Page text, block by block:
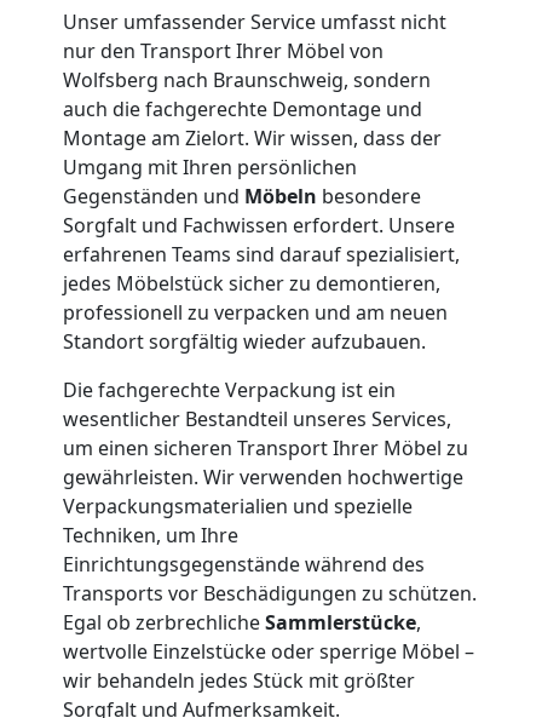
Unser umfassender Service umfasst nicht
nur den Transport Ihrer Möbel von
Wolfsberg nach Braunschweig, sondern
auch die fachgerechte Demontage und
Montage am Zielort. Wir wissen, dass der
Umgang mit Ihren persönlichen
Gegenständen und Möbeln besondere
Sorgfalt und Fachwissen erfordert. Unsere
erfahrenen Teams sind darauf spezialisiert,
jedes Möbelstück sicher zu demontieren,
professionell zu verpacken und am neuen
Standort sorgfältig wieder aufzubauen.
Die fachgerechte Verpackung ist ein
wesentlicher Bestandteil unseres Services,
um einen sicheren Transport Ihrer Möbel zu
gewährleisten. Wir verwenden hochwertige
Verpackungsmaterialien und spezielle
Techniken, um Ihre
Einrichtungsgegenstände während des
Transports vor Beschädigungen zu schützen.
Egal ob zerbrechlicheSammlerstücke,
wertvolle Einzelstücke oder sperrige Möbel –
wir behandeln jedes Stück mit größter
Sorgfalt und Aufmerksamkeit.
Küchenumzug
Wolfsberg
Umzug
und
Lagerung
Wolfsberg
Full-
Service-
Umzug
Wolfsberg